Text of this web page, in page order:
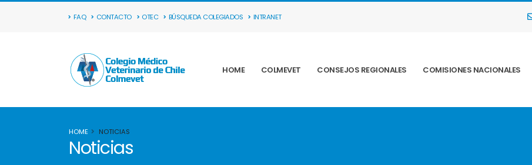
FAQ CONTACTO OTEC BÚSQUEDA COLEGIADOS INTRANET
HOME COLMEVET CONSEJOS REGIONALES COMISIONES NACIONALES
HOME NOTICIAS
Noticias